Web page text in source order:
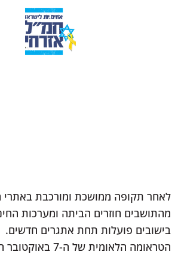
לאחר תקופה ממושכת ומורכבת באתרי
מהתושבים חוזרים הביתה ומערכות
בישובים פועלות תחת אתגרים חדשים.
הטראומה הלאומית